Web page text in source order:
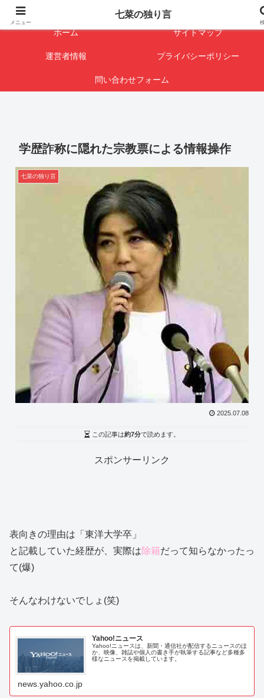
闇を暴けば･･･表になります
ホーム サイトマップ
運営者情報 プライバシーポリシー
問い合わせフォーム
学歴詐称に隠れた宗教票による情報操作
七菜の独り言
2025.07.08
この記事は約7分で読めます。
スポンサーリンク
表向きの理由は「東洋大学卒」
と記載していた経歴が、実際は除籍だって知らなかったっ
て(爆)
そんなわけないでしょ(笑)
Yahoo!ニュース
Yahoo!ニュースは、新聞・通信社が配信するニュースのほ
か、映像、雑誌や個人の書き手が執筆する記事など多種多
様なニュースを掲載しています。
news.yahoo.co.jp
メニュー
七菜の独り言